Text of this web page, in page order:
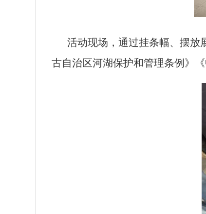
活动现场， 通过挂条幅、摆放
古自治区河湖保护和管理条例》